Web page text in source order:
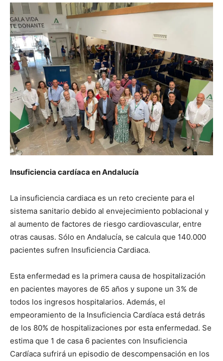
Insuficiencia cardíaca en Andalucía
La insuficiencia cardiaca es un reto creciente para el
sistema sanitario debido al envejecimiento poblacional y
al aumento de factores de riesgo cardiovascular, entre
otras causas. Sólo en Andalucía, se calcula que 140.000
pacientes sufren Insuficiencia Cardiaca.
Esta enfermedad es la primera causa de hospitalización
en pacientes mayores de 65 años y supone un 3% de
todos los ingresos hospitalarios. Además, el
empeoramiento de la Insuficiencia Cardíaca está detrás
de los 80% de hospitalizaciones por esta enfermedad. Se
estima que 1 de casa 6 pacientes con Insuficiencia
Cardíaca sufrirá un episodio de descompensación en los